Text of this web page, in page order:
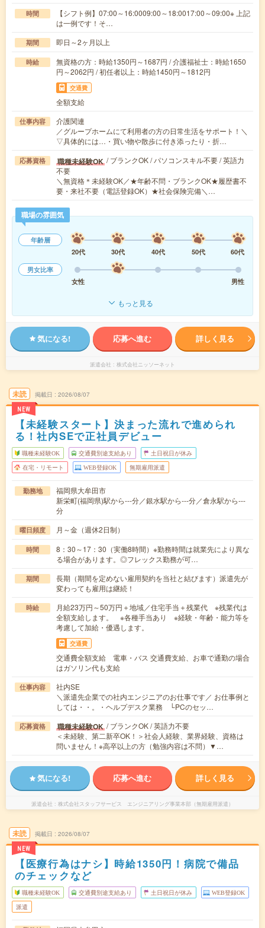
時間
【シフト例】07:00～16:0009:00～18:0017:00～09:00※ 上記
は一例です！そ…
期間 即日～2ヶ月以上
時給
無資格の方：時給1350円～1687円 / 介護福祉士：時給1650
円～2062円 / 初任者以上：時給1450円～1812円
交通費
全額支給
仕事内容
介護関連
／グループホームにて利用者の方の日常生活をサポート！＼
▽具体的には…・買い物や散歩に付き添ったり・折…
応募資格 職種未経験OK / ブランクOK / パソコンスキル不要 / 英語力
不要
＼無資格＊未経験OK／★年齢不問・ブランクOK★履歴書不
要・来社不要（電話登録OK）★社会保険完備＼…
職場の雰囲気
年齢層
20代
30代 40代 50代
60代
男女比率
女性
男性
もっと見る
気になる! 応募へ進む 詳しく見る
派遣会社 株式会社ニッソーネット
未読
NEW
掲載日 2026/08/07
【未経験スタート】決まった流れで進められ
る！社内SEで正社員デビュー
職種未経験OK 交通費別途支給あり 土日祝日が休み
在宅・リモート WEB登録OK 無期雇用派遣
勤務地
福岡県大牟田市
新栄町(福岡県)駅から---分／銀水駅から---分／倉永駅から---
分
曜日頻度 月～金（週休2日制）
時間
8：30～17：30（実働8時間）※勤務時間は就業先により異な
る場合があります。◎フレックス勤務が可…
期間
長期（期間を定めない雇用契約を当社と結びます）派遣先が
変わっても雇用は継続！
時給
月給23万円～50万円＋地域／住宅手当＋残業代 ※残業代は
全額支給します。 ※各種手当あり ※経験・年齢・能力等を
考慮して加給・優遇します。
交通費
交通費全額支給 電車・バス 交通費支給、お車で通勤の場合
はガソリン代も支給
仕事内容
社内SE
＼派遣先企業での社内エンジニアのお仕事です／ お仕事例と
しては・・。・ヘルプデスク業務 └PCのセッ…
応募資格 職種未経験OK / ブランクOK / 英語力不要
＜未経験、第二新卒OK！＞社会人経験、業界経験、資格は
問いません！※高卒以上の方（勉強内容は不問）▼…
気になる! 応募へ進む 詳しく見る
派遣会社 株式会社スタッフサービス エンジニアリング事業本部（無期雇用派遣）
未読
NEW
掲載日 2026/08/07
【医療行為はナシ】時給1350円！病院で備品
のチェックなど
職種未経験OK 交通費別途支給あり 土日祝日が休み WEB登録OK
派遣